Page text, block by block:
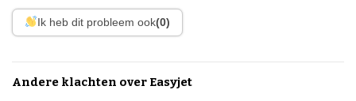
Ik heb dit probleem ook(0)
Andere klachten over Easyjet